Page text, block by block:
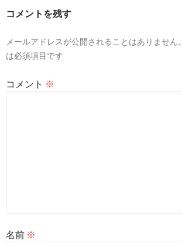
ョ
コメントを残す
メールアドレスが公開されることはありません。
は必須項目です
コメント ※
名前 ※